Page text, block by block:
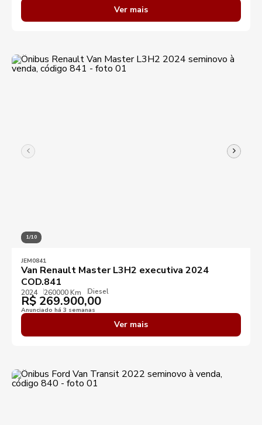
Ver mais
1/10
JEM0841
Van Renault Master L3H2 executiva 2024
COD.841
2024 260000 Km Diesel
R$ 269.900,00
Anunciado há 3 semanas
Ver mais